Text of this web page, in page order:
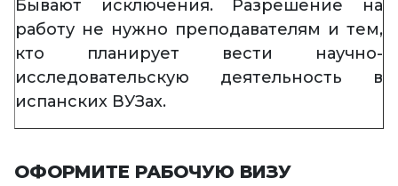
Бывают исключения. Разрешение на
работу не нужно преподавателям и тем,
кто планирует вести научно-
исследовательскую деятельность в
испанских ВУЗах.
ОФОРМИТЕ РАБОЧУЮ ВИЗУ